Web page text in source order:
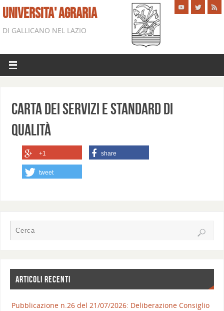
UNIVERSITA' AGRARIA
DI GALLICANO NEL LAZIO
Carta dei servizi e standard di
qualità
+1 share
tweet
ARTICOLI RECENTI
Pubblicazione n.26 del 21/07/2026: Deliberazione Consiglio